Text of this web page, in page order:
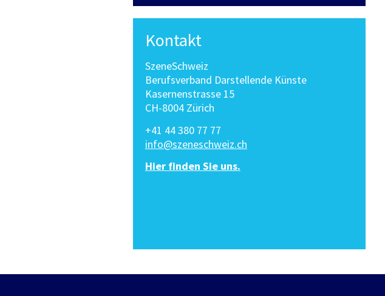
Kontakt
SzeneSchweiz
Berufsverband Darstellende Künste
Kasernenstrasse 15
CH-8004 Zürich
+41 44 380 77 77
info@szeneschweiz.ch
Hier finden Sie uns.